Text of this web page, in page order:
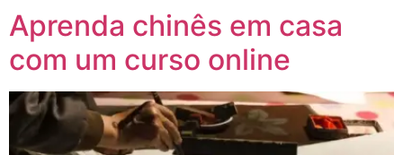
Aprenda chinês em casa
com um curso online